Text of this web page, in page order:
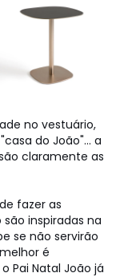
no vestuário,
do João"... a
claramente as
fazer as
inspiradas na
se não servirão
é
Pai Natal João já